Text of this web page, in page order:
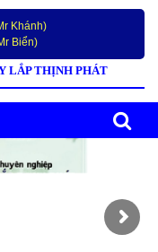
Khánh)
Biển)
LẮP THỊNH PHÁT